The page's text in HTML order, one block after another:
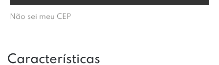
Não sei meu CEP
Características